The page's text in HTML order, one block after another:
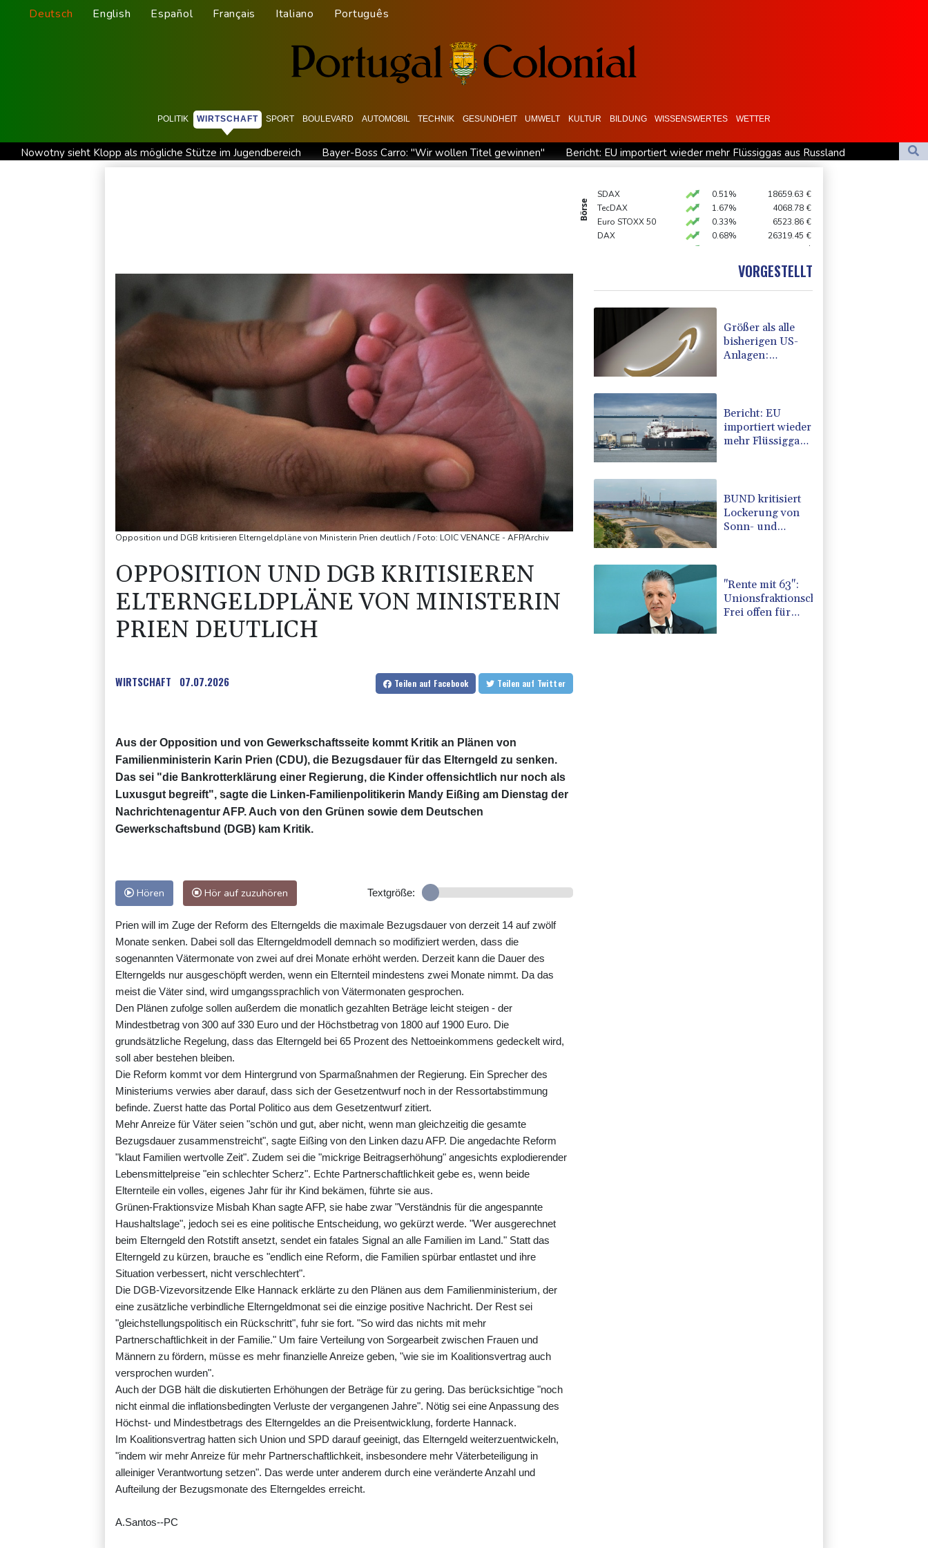
Deutsch English Español Français Italiano Português
POLITIK WIRTSCHAFT SPORT BOULEVARD AUTOMOBIL TECHNIK GESUNDHEIT UMWELT KULTUR BILDUNG WISSENSWERTES WETTER
Nowotny sieht Klopp als mögliche Stütze im Jugendbereich Bayer-Boss Carro: "Wir wollen Titel gewinnen"
Bericht: EU importiert wieder mehr Flüssiggas aus Russland
BUND kritisiert Lockerung von Sonn- und Feiertagsfahrverbot für Lastwagen
Abholzung im Amazonas auf niedrigstem Stand seit einem Jahrzehnt
Börse
SDAX 0.51% 18659.63 €
TecDAX
1.67% 4068.78 €
Euro STOXX 50
0.33% 6523.86 €
DAX
0.68% 26319.45 €
$
-0.07% 32407.2 €
1.1562 $
Opposition und DGB kritisieren Elterngeldpläne von Ministerin Prien deutlich / Foto: LOIC VENANCE - AFP/Archiv
OPPOSITION UND DGB KRITISIEREN
ELTERNGELDPLÄNE VON MINISTERIN
PRIEN DEUTLICH
WIRTSCHAFT 07.07.2026 Teilen auf Facebook Teilen auf Twitter
Aus der Opposition und von Gewerkschaftsseite kommt Kritik an Plänen von
Familienministerin Karin Prien (CDU), die Bezugsdauer für das Elterngeld zu senken.
Das sei "die Bankrotterklärung einer Regierung, die Kinder offensichtlich nur noch als
Luxusgut begreift", sagte die Linken-Familienpolitikerin Mandy Eißing am Dienstag der
Nachrichtenagentur AFP. Auch von den Grünen sowie dem Deutschen
Gewerkschaftsbund (DGB) kam Kritik.
Hören Hör auf zuzuhören Textgröße:
Prien will im Zuge der Reform des Elterngelds die maximale Bezugsdauer von derzeit 14 auf zwölf
Monate senken. Dabei soll das Elterngeldmodell demnach so modifiziert werden, dass die
sogenannten Vätermonate von zwei auf drei Monate erhöht werden. Derzeit kann die Dauer des
Elterngelds nur ausgeschöpft werden, wenn ein Elternteil mindestens zwei Monate nimmt. Da das
meist die Väter sind, wird umgangssprachlich von Vätermonaten gesprochen.
Den Plänen zufolge sollen außerdem die monatlich gezahlten Beträge leicht steigen - der
Mindestbetrag von 300 auf 330 Euro und der Höchstbetrag von 1800 auf 1900 Euro. Die
grundsätzliche Regelung, dass das Elterngeld bei 65 Prozent des Nettoeinkommens gedeckelt wird,
soll aber bestehen bleiben.
Die Reform kommt vor dem Hintergrund von Sparmaßnahmen der Regierung. Ein Sprecher des
Ministeriums verwies aber darauf, dass sich der Gesetzentwurf noch in der Ressortabstimmung
befinde. Zuerst hatte das Portal Politico aus dem Gesetzentwurf zitiert.
Mehr Anreize für Väter seien "schön und gut, aber nicht, wenn man gleichzeitig die gesamte
Bezugsdauer zusammenstreicht", sagte Eißing von den Linken dazu AFP. Die angedachte Reform
"klaut Familien wertvolle Zeit". Zudem sei die "mickrige Beitragserhöhung" angesichts explodierender
Lebensmittelpreise "ein schlechter Scherz". Echte Partnerschaftlichkeit gebe es, wenn beide
Elternteile ein volles, eigenes Jahr für ihr Kind bekämen, führte sie aus.
Grünen-Fraktionsvize Misbah Khan sagte AFP, sie habe zwar "Verständnis für die angespannte
Haushaltslage", jedoch sei es eine politische Entscheidung, wo gekürzt werde. "Wer ausgerechnet
beim Elterngeld den Rotstift ansetzt, sendet ein fatales Signal an alle Familien im Land." Statt das
Elterngeld zu kürzen, brauche es "endlich eine Reform, die Familien spürbar entlastet und ihre
Situation verbessert, nicht verschlechtert".
Die DGB-Vizevorsitzende Elke Hannack erklärte zu den Plänen aus dem Familienministerium, der
eine zusätzliche verbindliche Elterngeldmonat sei die einzige positive Nachricht. Der Rest sei
"gleichstellungspolitisch ein Rückschritt", fuhr sie fort. "So wird das nichts mit mehr
Partnerschaftlichkeit in der Familie." Um faire Verteilung von Sorgearbeit zwischen Frauen und
Männern zu fördern, müsse es mehr finanzielle Anreize geben, "wie sie im Koalitionsvertrag auch
versprochen wurden".
Auch der DGB hält die diskutierten Erhöhungen der Beträge für zu gering. Das berücksichtige "noch
nicht einmal die inflationsbedingten Verluste der vergangenen Jahre". Nötig sei eine Anpassung des
Höchst- und Mindestbetrags des Elterngeldes an die Preisentwicklung, forderte Hannack.
Im Koalitionsvertrag hatten sich Union und SPD darauf geeinigt, das Elterngeld weiterzuentwickeln,
"indem wir mehr Anreize für mehr Partnerschaftlichkeit, insbesondere mehr Väterbeteiligung in
alleiniger Verantwortung setzen". Das werde unter anderem durch eine veränderte Anzahl und
Aufteilung der Bezugsmonate des Elterngeldes erreicht.
A.Santos--PC
VORGESTELLT
Größer als alle
bisherigen US-
Anlagen:
riesiges
Gaskraftwerk
Bericht: EU
importiert wieder
mehr Flüssiggas
BUND kritisiert
Lockerung von
Sonn- und
"Rente mit 63":
Unionsfraktionschef
Frei offen für